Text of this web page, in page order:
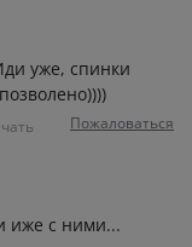
уже, спинки
Пожаловаться
иже с ними...